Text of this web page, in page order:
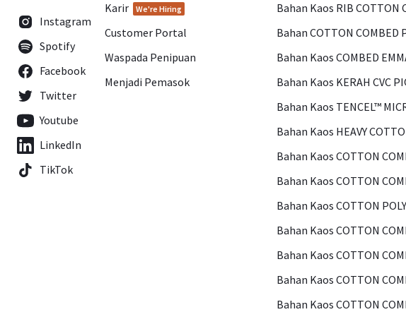
Instagram
Spotify
Facebook
Twitter
Youtube
LinkedIn
TikTok
Karir
We're Hiring
Customer Portal
Waspada Penipuan
Menjadi Pemasok
Bahan Kaos RIB COTTON
Bahan COTTON COMBED
Bahan Kaos COMBED
Bahan Kaos KERAH CVC
Bahan Kaos TENCEL™
Bahan Kaos HEAVY
Bahan Kaos COTTON
Bahan Kaos COTTON
Bahan Kaos COTTON
Bahan Kaos COTTON
Bahan Kaos COTTON
Bahan Kaos COTTON
Bahan Kaos COTTON